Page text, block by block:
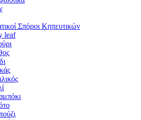
Σπόροι Κηπευτικών
leaf